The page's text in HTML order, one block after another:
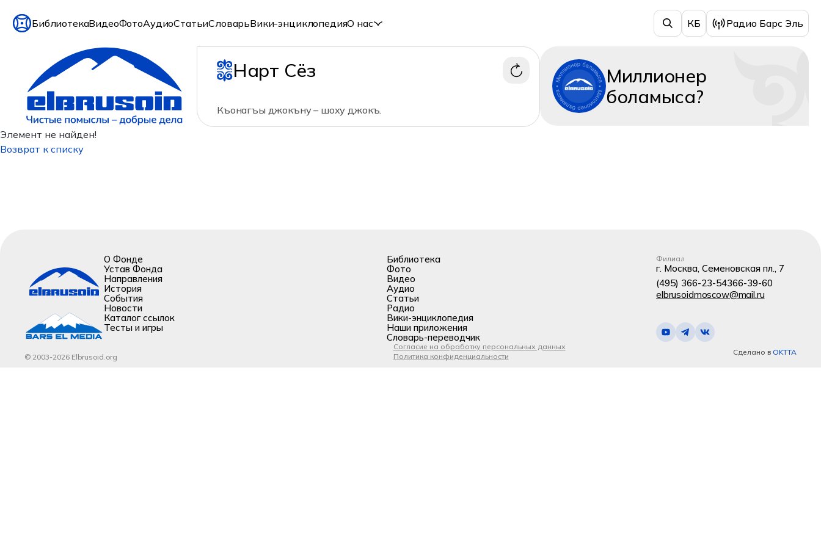
БиблиотекаВидеоФотоАудиоСтатьиСловарьВики-энциклопедияО нас КБ Радио Барс Эль
Нарт Сёз
Къонагъы джокъну – шоху джокъ.
Миллионер
боламыса?
Элемент не найден!
Возврат к списку
О Фонде
Устав Фонда
Направления
История
События
Новости
Каталог ссылок
Тесты и игры
Библиотека
Фото
Видео
Аудио
Статьи
Радио
Вики-энциклопедия
Наши приложения
Словарь-переводчик
Филиал
г. Москва, Семеновская пл., 7
(495) 366-23-54366-39-60
elbrusoidmoscow@mail.ru
© 2003-2026 Elbrusoid.org
Согласие на обработку персональных данных
Политика конфиденциальности
Сделано в OKTTA